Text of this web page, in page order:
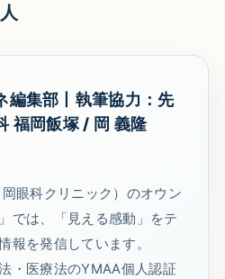
編集部丨執筆協力：先
福岡飯塚 / 岡 義隆
眼科クリニック）のオウン
では、「見える感動」をテ
報を発信しています。
・医療法のYMAA個人認証